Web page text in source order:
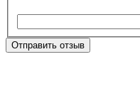
Отправить отзыв